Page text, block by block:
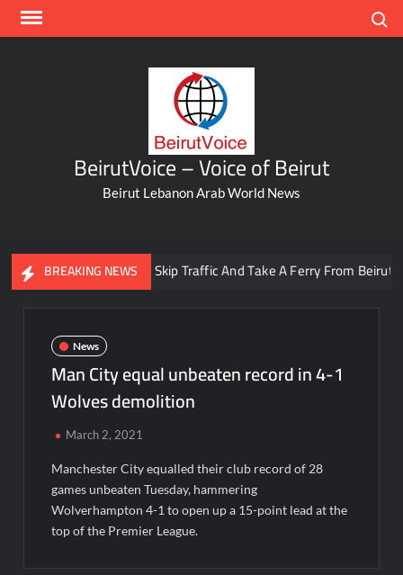
Skip
BeirutVoice – Voice of Beirut
Beirut Lebanon Arab World News
BREAKING NEWS
You Can Now Skip Traffic And Take A Ferry From Beirut To
News
Man City equal unbeaten record in 4-1
Wolves demolition
March 2, 2021
Manchester City equalled their club record of 28
games unbeaten Tuesday, hammering
Wolverhampton 4-1 to open up a 15-point lead at the
top of the Premier League.